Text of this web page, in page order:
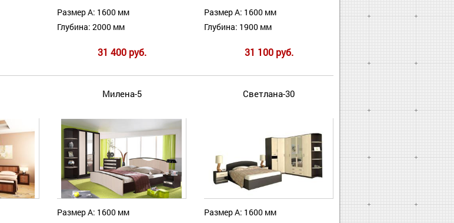
Размер А: 1600 мм
Глубина: 2000 мм
31 400 руб.
Размер А: 1600 мм
Глубина: 1900 мм
31 100 руб.
Милена-5
Размер А: 1600 мм
Светлана-30
Размер А: 1600 мм